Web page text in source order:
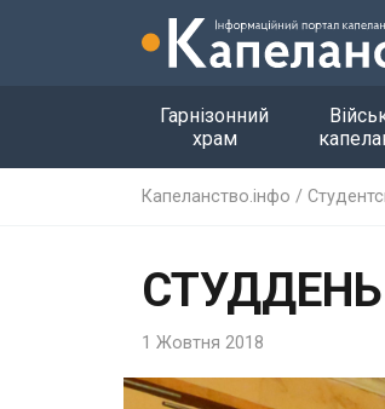
Гарнізонний
храм
Капеланство.інфо /
СТУДДЕНЬ
1 Жовтня 2018